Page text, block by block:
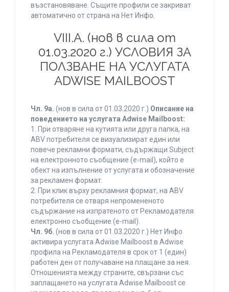
възстановяване. Същите профили се закриват
автоматично от страна на Нет Инфо.
VIII.A. (нов в сила от
01.03.2020 г.) УСЛОВИЯ ЗА
ПОЛЗВАНЕ НА УСЛУГАТА
ADWISE MAILBOOST
Чл. 9а. (нов в сила от 01.03.2020 г.) Описание на
поведението на услугата Adwise Mailboost:
1. При отваряне на кутията или друга папка, на
ABV потребителя се визуализират един или
повече рекламни формати, съдържащи Subject
на електронното съобщение (e-mail), който е
обект на изпълнение от услугата и обозначение
за рекламен формат.
2. При клик върху рекламния формат, на ABV
потребителя се отваря непромененото
съдържание на изпратеното от Рекламодателя
електронно съобщение (e-mail).
Чл. 9б. (нов в сила от 01.03.2020 г.) Нет Инфо
активира услугата Adwise Mailboost в Adwise
профила на Рекламодателя в срок от 1 (един)
работен ден от получаване на плащане за нея.
Отношенията между страните, свързани със
заплащането на услугата Adwise Mailboost се